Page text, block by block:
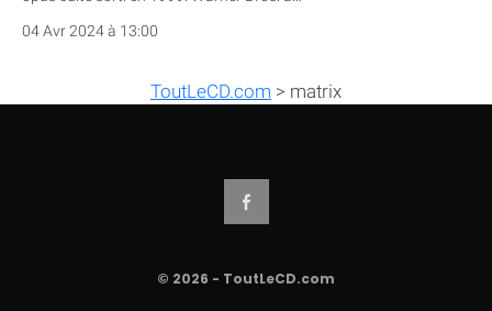
04 Avr 2024 à 13:00
ToutLeCD.com > matrix
© 2026 - ToutLeCD.com